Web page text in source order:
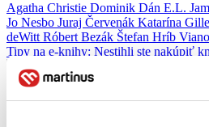
Agatha Christie Dominik Dán E.L.
Jo Nesbo Juraj Červenák Katarína
deWitt Róbert Bezák Štefan Hríb
Tipy na e-knihy: Nestihli ste nakúpiť
Juraj Šlesar